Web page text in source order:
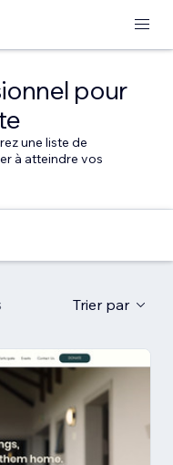
pour
une liste de
à atteindre vos
Trier par